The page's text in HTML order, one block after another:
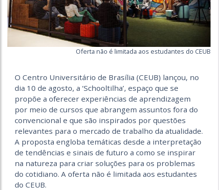
Oferta não é limitada aos estudantes do CEUB
O Centro Universitário de Brasília (CEUB) lançou, no
dia 10 de agosto, a ‘Schooltilha’, espaço que se
propõe a oferecer experiências de aprendizagem
por meio de cursos que abrangem assuntos fora do
convencional e que são inspirados por questões
relevantes para o mercado de trabalho da atualidade.
A proposta engloba temáticas desde a interpretação
de tendências e sinais de futuro a como se inspirar
na natureza para criar soluções para os problemas
do cotidiano. A oferta não é limitada aos estudantes
do CEUB.